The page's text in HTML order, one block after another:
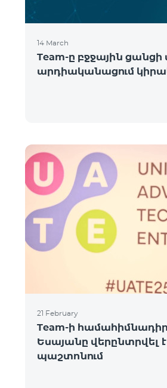
14 March
Team-ը բջջային
արդիականացում
21 February
Team-ի
Եսայանը
պաշտոնում